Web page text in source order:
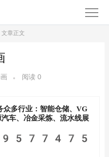
章正文
阅读 0
众多行业：智能仓储、VG
车、冶金采炼、流水线展